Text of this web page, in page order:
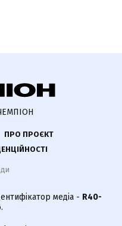
ПРО ПРОЄКТ
медіа - R40-
.